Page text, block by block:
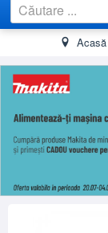
CATEGORII
PROMOTII
NOUTATI
RESIGILATE
LICHIDARE
Acasă